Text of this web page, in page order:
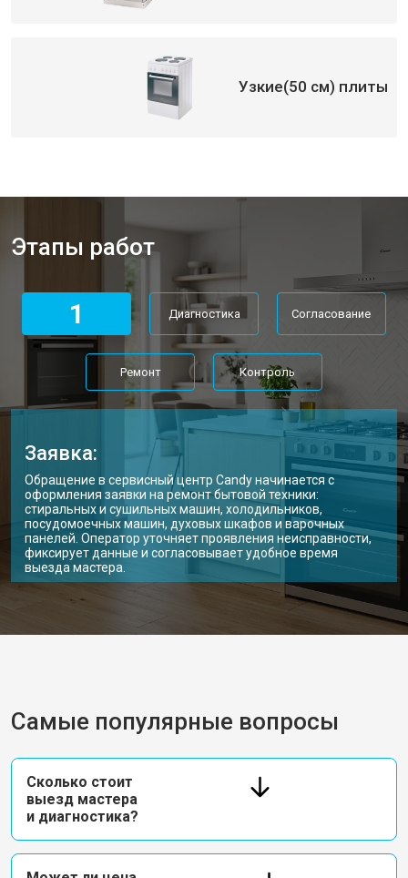
Узкие(50 см) плиты
Этапы работ
1 Диагностика Согласование
Ремонт Контроль
Заявка:
Обращение в сервисный центр Candy начинается с
оформления заявки на ремонт бытовой техники:
стиральных и сушильных машин, холодильников,
посудомоечных машин, духовых шкафов и варочных
панелей. Оператор уточняет проявления неисправности,
фиксирует данные и согласовывает удобное время
выезда мастера.
Самые популярные вопросы
Сколько стоит
выезд мастера
и диагностика?